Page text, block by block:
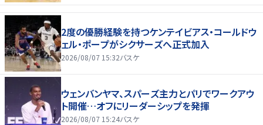
2度の優勝経験を持つケンテイビアス・コールドウ
ェル・ポープがシクサーズへ正式加入
2026/08/07 15:32バスケ
ウェンバンヤマ、スパーズ主力とパリでワークアウ
ト開催…オフにリーダーシップを発揮
2026/08/07 15:24バスケ